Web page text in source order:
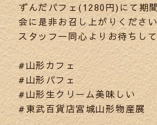
ずんだパフェ(1280円)にて期
会に是非お召し上がりくださ
スタッフ一同心よりお待ちし
#山形カフェ
#山形パフェ
#山形生クリーム美味しい
#東武百貨店宮城山形物産展